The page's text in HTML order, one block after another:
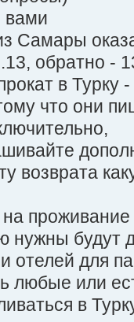
вами
обратно -
в Турку
что они
возврата
нужны будут
для
любые или
в